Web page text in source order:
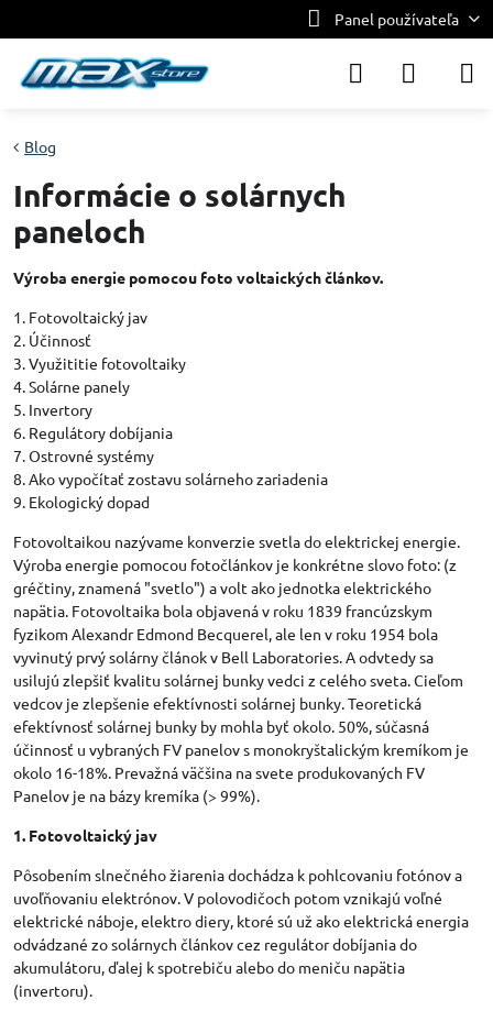
Panel používateľa
Blog
Informácie o solárnych
paneloch
Výroba energie pomocou foto voltaických článkov.
1. Fotovoltaický jav
2. Účinnosť
3. Využititie fotovoltaiky
4. Solárne panely
5. Invertory
6. Regulátory dobíjania
7. Ostrovné systémy
8. Ako vypočítať zostavu solárneho zariadenia
9. Ekologický dopad
Fotovoltaikou nazývame konverzie svetla do elektrickej energie.
Výroba energie pomocou fotočlánkov je konkrétne slovo foto: (z
gréčtiny, znamená "svetlo") a volt ako jednotka elektrického
napätia. Fotovoltaika bola objavená v roku 1839 francúzskym
fyzikom Alexandr Edmond Becquerel, ale len v roku 1954 bola
vyvinutý prvý solárny článok v Bell Laboratories. A odvtedy sa
usilujú zlepšiť kvalitu solárnej bunky vedci z celého sveta. Cieľom
vedcov je zlepšenie efektívnosti solárnej bunky. Teoretická
efektívnosť solárnej bunky by mohla byť okolo. 50%, súčasná
účinnosť u vybraných FV panelov s monokryštalickým kremíkom je
okolo 16-18%. Prevažná väčšina na svete produkovaných FV
Panelov je na bázy kremíka (> 99%).
1. Fotovoltaický jav
Pôsobením slnečného žiarenia dochádza k pohlcovaniu fotónov a
uvoľňovaniu elektrónov. V polovodičoch potom vznikajú voľné
elektrické náboje, elektro diery, ktoré sú už ako elektrická energia
odvádzané zo solárnych článkov cez regulátor dobíjania do
akumulátoru, ďalej k spotrebiču alebo do meniču napätia
(invertoru).